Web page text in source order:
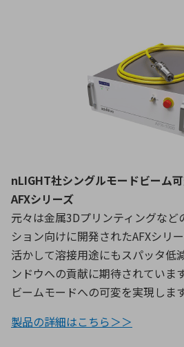
nLIGHT社シングルモードビーム
AFXシリーズ
元々は金属3Dプリンティングな
ション向けに開発されたAFXシリ
活かして溶接用途にもスパッタ低
ンドウへの貢献に期待されていま
ビームモードへの可変を実現します
製品の詳細はこちら＞＞